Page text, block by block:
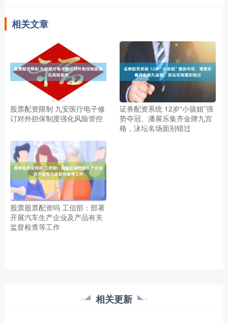
相关文章
股票配资限制 九安医疗电子修
订对外担保制度强化风险管控
证券配资系统 12岁“小孩姐”强
势夺冠、潘展乐集齐金牌九宫
格，泳坛名场面别错过
股票股票配资吗 工信部：部署
开展汽车生产企业及产品有关
监督检查等工作
相关更新